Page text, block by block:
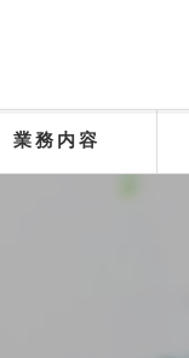
業務内容